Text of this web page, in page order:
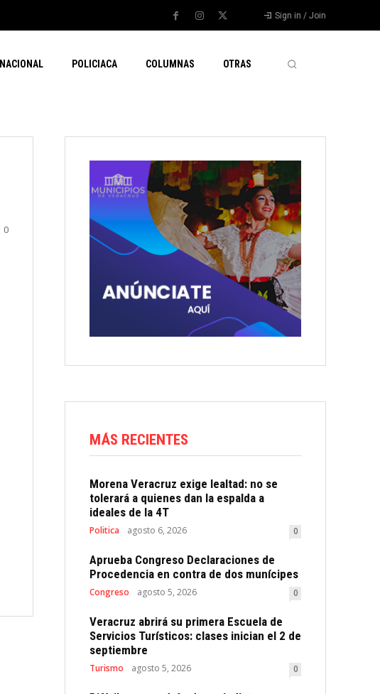
Sign in / Join
NACIONAL POLICIACA COLUMNAS OTRAS
0
MÁS RECIENTES
Morena Veracruz exige lealtad: no se
tolerará a quienes dan la espalda a
ideales de la 4T
Politica agosto 6, 2026 0
Aprueba Congreso Declaraciones de
Procedencia en contra de dos munícipes
Congreso agosto 5, 2026 0
Veracruz abrirá su primera Escuela de
Servicios Turísticos: clases inician el 2 de
septiembre
Turismo agosto 5, 2026 0